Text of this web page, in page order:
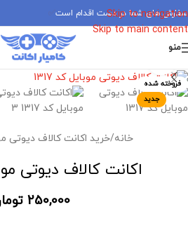
Skip to navigation
Skip to main content
سفارش های شما در دست اقدام است
منو
فروخته شده
جدید
برای بزرگنمایی کلیک کنید
خانه/خرید اکانت کالاف دیوتی
اکانت کالاف دیوتی
250,000